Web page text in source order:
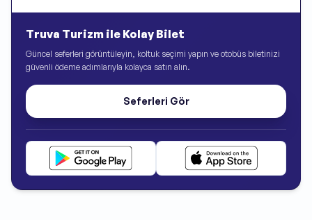
Truva Turizm ile Kolay Bilet
Güncel seferleri görüntüleyin, koltuk seçimi yapın ve otobüs biletinizi
güvenli ödeme adımlarıyla kolayca satın alın.
Seferleri Gör